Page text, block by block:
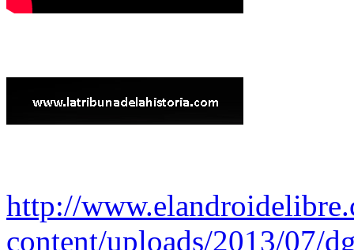
http://
content/uploads/2013/07/